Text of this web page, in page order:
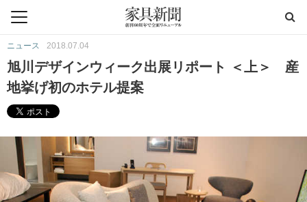
ニュース 2018.07.04
旭川デザインウィーク出展リポート ＜上＞ 産
地挙げ初のホテル提案